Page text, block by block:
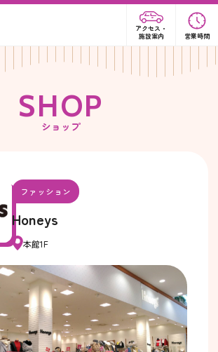
アクセス・
施設案内
営業時間
SHOP
ショップ
ファッション
Honeys
本館1F